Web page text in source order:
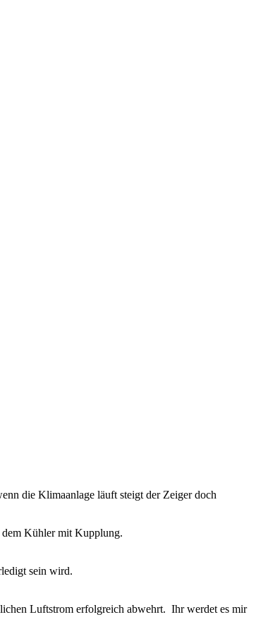
die Klimaanlage läuft steigt der Zeiger doch
Kühler mit Kupplung.
sein wird.
Luftstrom erfolgreich abwehrt. Ihr werdet es mir